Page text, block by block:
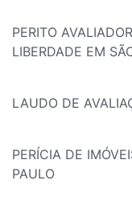
PERITO
LIBERDADE EM
LAUDO DE
PERÍCIA DE
PAULO